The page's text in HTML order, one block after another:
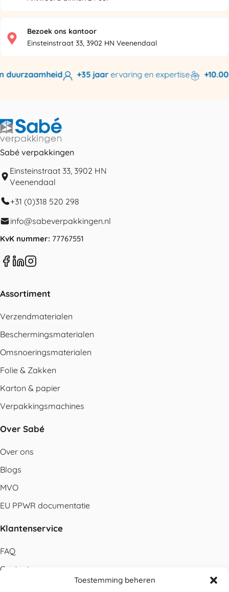
Toestemming beheren
Bezoek ons kantoor
Einsteinstraat 33, 3902 HN Veenendaal
+35 jaarervaring en expertise
Sabé verpakkingen
Einsteinstraat 33, 3902 HN
Veenendaal
+31 (0)318 520 298
info@sabeverpakkingen.nl
KvK nummer: 77767551
Assortiment
Verzendmaterialen
Beschermingsmaterialen
Omsnoeringsmaterialen
Folie & Zakken
Karton & papier
Verpakkingsmachines
Over Sabé
Over ons
Blogs
MVO
EU PPWR documentatie
Klantenservice
FAQ
Contact